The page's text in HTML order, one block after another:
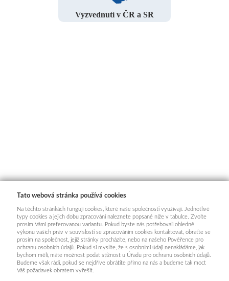
Vyzvednutí v ČR a SR
Tato webová stránka používá cookies
Na těchto stránkách fungují cookies, které naše společnosti využívají. Jednotlivé
typy cookies a jejich dobu zpracování naleznete popsané níže v tabulce. Zvolte
prosím Vámi preferovanou variantu. Pokud byste nás potřebovali ohledně
výkonu vašich práv v souvislosti se zpracováním cookies kontaktovat, obraťte se
prosím na společnost, jejíž stránky procházíte, nebo na našeho Pověřence pro
ochranu osobních údajů. Pokud si myslíte, že s osobními údaji nenakládáme, jak
bychom měli, máte možnost podat stížnost u Úřadu pro ochranu osobních údajů.
Budeme však rádi, pokud se nejdříve obrátíte přímo na nás a budeme tak moct
Váš požadavek obratem vyřešit.